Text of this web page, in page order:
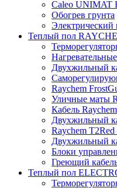
Caleo UNIMAT
Обогрев грунта
Электрический
Теплый пол
Двухжильный
Raychem
Уличные маты
Кабель
Двухжильный
Raychem
Двухжильный
Блоки
Греющий
Теплый пол